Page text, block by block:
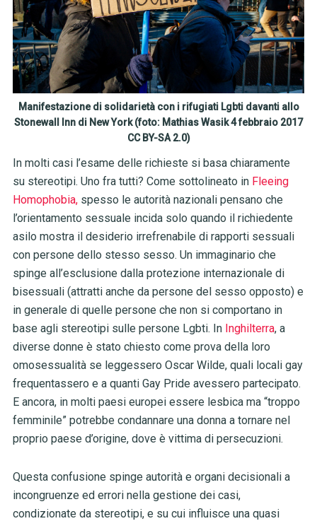
Manifestazione di solidarietà con i rifugiati Lgbti davanti allo
Stonewall Inn di New York (foto: Mathias Wasik 4 febbraio 2017
CC BY-SA 2.0)
In molti casi l’esame delle richieste si basa chiaramente
su stereotipi. Uno fra tutti? Come sottolineato in Fleeing
Homophobia,spesso le autorità nazionali pensano che
l’orientamento sessuale incida solo quando il richiedente
asilo mostra il desiderio irrefrenabile di rapporti sessuali
con persone dello stesso sesso. Un immaginario che
spinge all’esclusione dalla protezione internazionale di
bisessuali (attratti anche da persone del sesso opposto) e
in generale di quelle persone che non si comportano in
base agli stereotipi sulle persone Lgbti. In Inghilterra, a
diverse donne è stato chiesto come prova della loro
omosessualità se leggessero Oscar Wilde, quali locali gay
frequentassero e a quanti Gay Pride avessero partecipato.
E ancora, in molti paesi europei essere lesbica ma “troppo
femminile” potrebbe condannare una donna a tornare nel
proprio paese d’origine, dove è vittima di persecuzioni.
Questa confusione spinge autorità e organi decisionali a
incongruenze ed errori nella gestione dei casi,
condizionate da stereotipi, e su cui influisce una quasi